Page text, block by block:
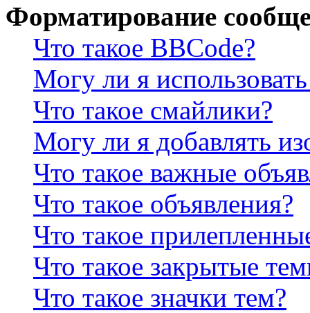
Форматирование
Что такое BBCode?
Могу ли я
Что такое смайлики?
Могу ли я добавлять
Что такое важные
Что такое объявления?
Что такое
Что такое закрытые
Что такое значки тем?